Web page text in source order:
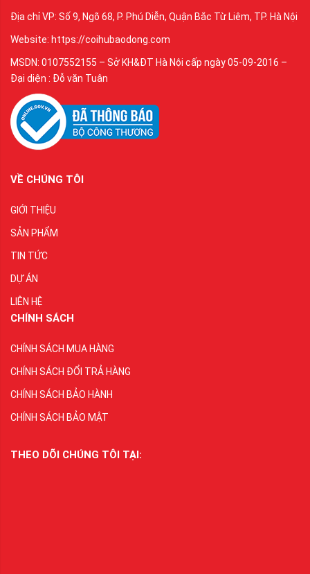
Địa chỉ VP: Số 9, Ngõ 68, P. Phú Diễn, Quận Bắc Từ Liêm, TP. Hà Nội
Website: https://coihubaodong.com
MSDN: 0107552155 – Sở KH&ĐT Hà Nội cấp ngày 05-09-2016 –
Đại diện : Đỗ văn Tuân
VỀ CHÚNG TÔI
GIỚI THIỆU
SẢN PHẨM
TIN TỨC
DỰ ÁN
LIÊN HỆ
CHÍNH SÁCH
CHÍNH SÁCH MUA HÀNG
CHÍNH SÁCH ĐỔI TRẢ HÀNG
CHÍNH SÁCH BẢO HÀNH
CHÍNH SÁCH BẢO MẬT
THEO DÕI CHÚNG TÔI TẠI: